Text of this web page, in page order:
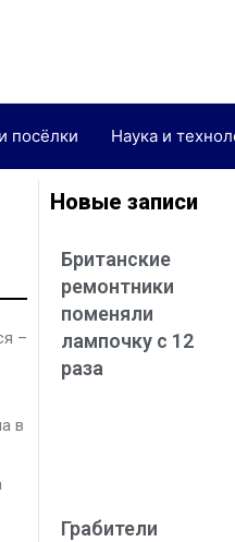
посёлки Наука и
–
в
Новые записи
Британские
ремонтники
поменяли
лампочку с 12
раза
Грабители